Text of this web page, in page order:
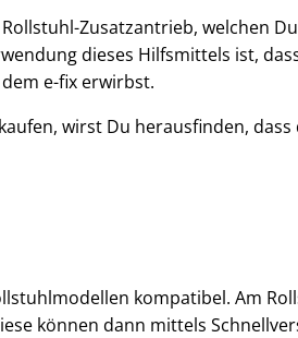
Zusatzantrieb, welchen
dieses Hilfsmittels ist,
e-fix erwirbst.
wirst Du herausfinden,
kompatibel. Am
können dann mittels